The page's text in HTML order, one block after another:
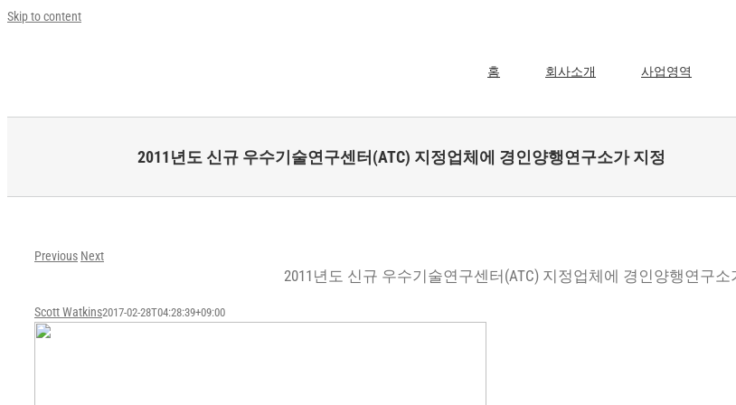
Skip to content
홈 회사소개 사업영역
2011년도 신규 우수기술연구센터(ATC) 지정업체에 경인양행연구소가 지정
Previous Next
2011년도 신규 우수기술연구센터(ATC) 지정업체에 경인양행연구소
Scott Watkins2017-02-28T04:28:39+09:00